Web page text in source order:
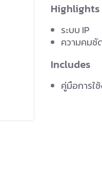
Highlights
ระบบ IP
ความคมชั
Includes
คู่มือการใ